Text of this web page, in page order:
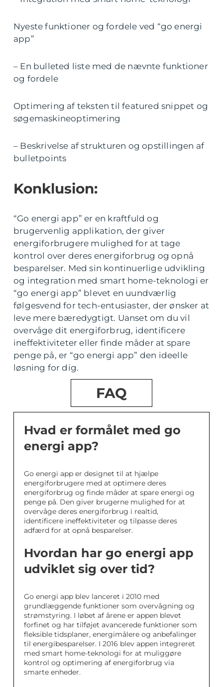
Nyeste funktioner og fordele ved “go energi
app”
– En bulleted liste med de nævnte funktioner
og fordele
Optimering af teksten til featured snippet og
søgemaskineoptimering
– Beskrivelse af strukturen og opstillingen af
bulletpoints
Konklusion:
“Go energi app” er en kraftfuld og
brugervenlig applikation, der giver
energiforbrugere mulighed for at tage
kontrol over deres energiforbrug og opnå
besparelser. Med sin kontinuerlige udvikling
og integration med smart home-teknologi er
“go energi app” blevet en uundværlig
følgesvend for tech-entusiaster, der ønsker at
leve mere bæredygtigt. Uanset om du vil
overvåge dit energiforbrug, identificere
ineffektiviteter eller finde måder at spare
penge på, er “go energi app” den ideelle
løsning for dig.
FAQ
Hvad er formålet med go
energi app?
Go energi app er designet til at hjælpe
energiforbrugere med at optimere deres
energiforbrug og finde måder at spare energi og
penge på. Den giver brugerne mulighed for at
overvåge deres energiforbrug i realtid,
identificere ineffektiviteter og tilpasse deres
adfærd for at opnå besparelser.
Hvordan har go energi app
udviklet sig over tid?
Go energi app blev lanceret i 2010 med
grundlæggende funktioner som overvågning og
strømstyring. I løbet af årene er appen blevet
forfinet og har tilføjet avancerede funktioner som
fleksible tidsplaner, energimålere og anbefalinger
til energibesparelser. I 2016 blev appen integreret
med smart home-teknologi for at muliggøre
kontrol og optimering af energiforbrug via
smarte enheder.